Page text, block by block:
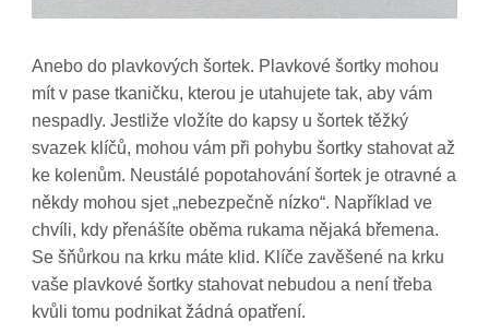
Anebo do plavkových šortek. Plavkové šortky mohou
mít v pase tkaničku, kterou je utahujete tak, aby vám
nespadly. Jestliže vložíte do kapsy u šortek těžký
svazek klíčů, mohou vám při pohybu šortky stahovat až
ke kolenům. Neustálé popotahování šortek je otravné a
někdy mohou sjet „nebezpečně nízko“. Například ve
chvíli, kdy přenášíte oběma rukama nějaká břemena.
Se šňůrkou na krku máte klid. Klíče zavěšené na krku
vaše plavkové šortky stahovat nebudou a není třeba
kvůli tomu podnikat žádná opatření.